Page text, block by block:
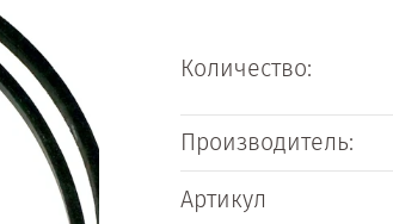
Количество:
Производитель:
Артикул